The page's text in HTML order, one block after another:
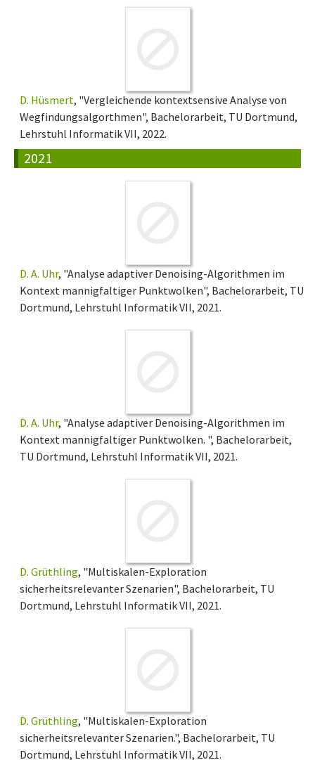
D. Hüsmert, "Vergleichende kontextsensive Analyse von
Wegfindungsalgorthmen", Bachelorarbeit, TU Dortmund,
Lehrstuhl Informatik VII, 2022.
2021
D. A. Uhr, "Analyse adaptiver Denoising-Algorithmen im
Kontext mannigfaltiger Punktwolken", Bachelorarbeit, TU
Dortmund, Lehrstuhl Informatik VII, 2021.
D. A. Uhr, "Analyse adaptiver Denoising-Algorithmen im
Kontext mannigfaltiger Punktwolken. ", Bachelorarbeit,
TU Dortmund, Lehrstuhl Informatik VII, 2021.
D. Grüthling, "Multiskalen-Exploration
sicherheitsrelevanter Szenarien", Bachelorarbeit, TU
Dortmund, Lehrstuhl Informatik VII, 2021.
D. Grüthling, "Multiskalen-Exploration
sicherheitsrelevanter Szenarien.", Bachelorarbeit, TU
Dortmund, Lehrstuhl Informatik VII, 2021.